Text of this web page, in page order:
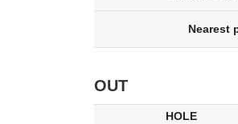
Nearest
OUT
HOLE